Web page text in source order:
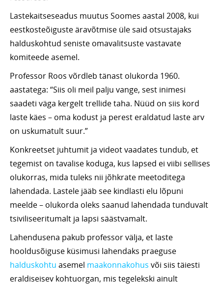
Lastekaitseseadus muutus Soomes aastal 2008, kui
eestkosteõiguste äravõtmise üle said otsustajaks
halduskohtud seniste omavalitsuste vastavate
komiteede asemel.
Professor Roos võrdleb tänast olukorda 1960.
aastatega: “Siis oli meil palju vange, sest inimesi
saadeti väga kergelt trellide taha. Nüüd on siis kord
laste käes – oma kodust ja perest eraldatud laste arv
on uskumatult suur.”
Konkreetset juhtumit ja videot vaadates tundub, et
tegemist on tavalise koduga, kus lapsed ei viibi sellises
olukorras, mida tuleks nii jõhkrate meetoditega
lahendada. Lastele jääb see kindlasti elu lõpuni
meelde – olukorda oleks saanud lahendada tunduvalt
tsiviliseeritumalt ja lapsi säästvamalt.
Lahendusena pakub professor välja, et laste
hooldusõiguse küsimusi lahendaks praeguse
halduskohtu asemel maakonnakohus või siis täiesti
eraldiseisev kohtuorgan, mis tegelekski ainult